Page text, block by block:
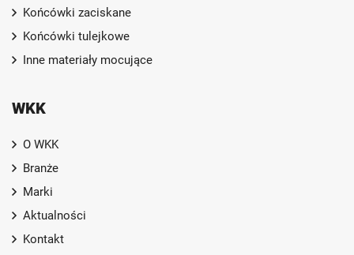
Końcówki zaciskane
Końcówki tulejkowe
Inne materiały mocujące
WKK
O WKK
Branże
Marki
Aktualności
Kontakt